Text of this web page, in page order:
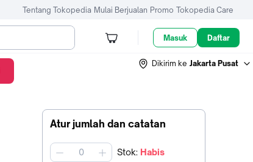
Tentang Tokopedia Mulai Berjualan Promo Tokopedia Care
Masuk Daftar
Dikirim ke Jakarta Pusat
Atur jumlah dan catatan
jumlah Stok: Habis